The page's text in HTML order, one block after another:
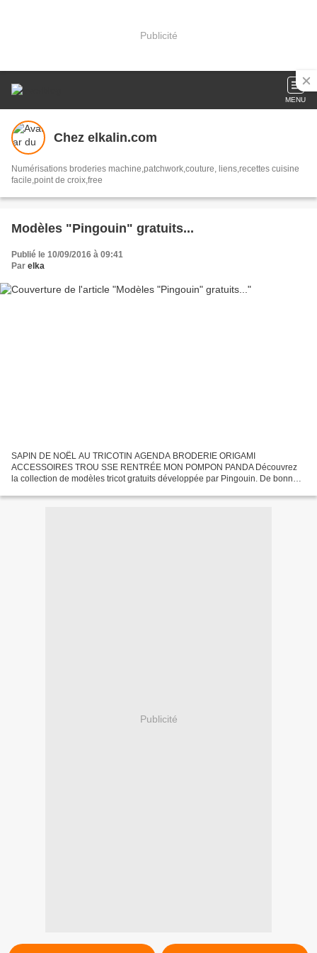
Publicité
MENU
Chez elkalin.com
Numérisations broderies machine,patchwork,couture, liens,recettes cuisine
facile,point de croix,free
Modèles "Pingouin" gratuits...
Publié le 10/09/2016 à 09:41
Par elka
SAPIN DE NOËL AU TRICOTIN AGENDA BRODERIE ORIGAMI
ACCESSOIRES TROU SSE RENTRÉE MON POMPON PANDA Découvrez
la collection de modèles tricot gratuits développée par Pingouin. De bonnes
Publicité